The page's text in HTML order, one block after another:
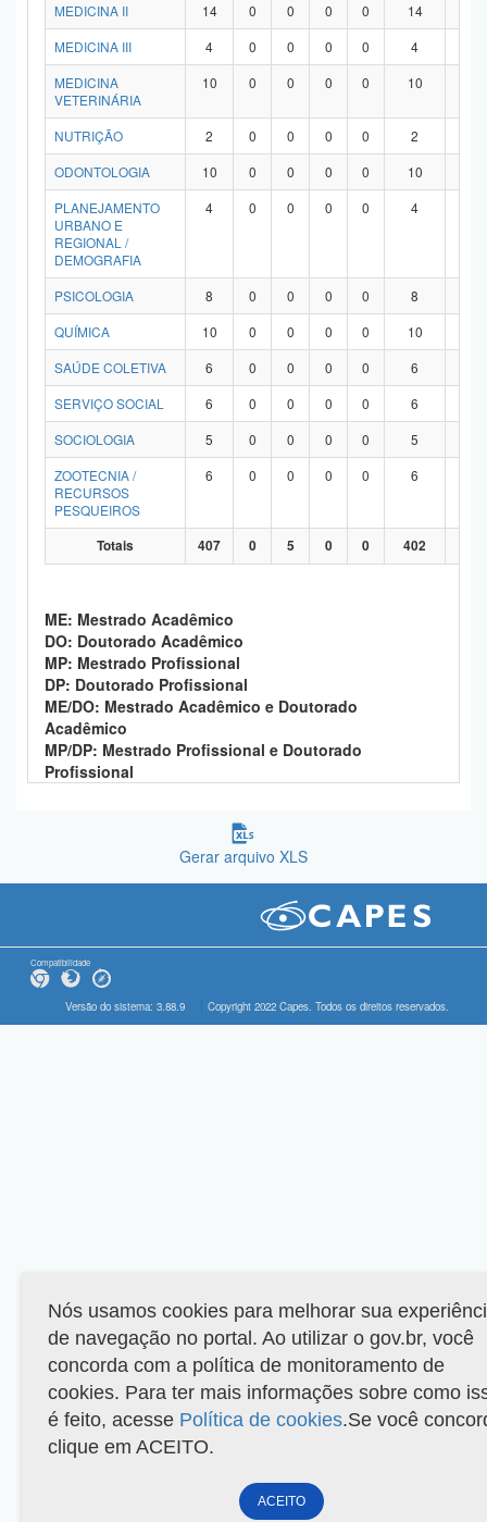
MEDICINA II
14 0 0 0 0 14
MEDICINA III
4 0 0 0 0 4
MEDICINA
VETERINÁRIA
10 0 0 0 0 10
NUTRIÇÃO 2 0 0 0 0 2
ODONTOLOGIA
10 0 0 0 0 10
PLANEJAMENTO
URBANO E
REGIONAL /
DEMOGRAFIA
4 0 0 0 0 4
PSICOLOGIA 8 0 0 0 0 8
QUÍMICA
10 0 0 0 0 10
SAÚDE COLETIVA
6 0 0 0 0 6
SERVIÇO SOCIAL
6 0 0 0 0 6
SOCIOLOGIA
5 0 0 0 0 5
ZOOTECNIA /
RECURSOS
PESQUEIROS
6 0 0 0 0 6
Totais 407 0 5 0 0 402
ME: Mestrado Acadêmico
DO: Doutorado Acadêmico
MP: Mestrado Profissional
DP: Doutorado Profissional
ME/DO: Mestrado Acadêmico e Doutorado
Acadêmico
MP/DP: Mestrado Profissional e Doutorado
Profissional
Gerar arquivo XLS
Compatibilidade
Versão do sistema: 3.88.9 Copyright 2022 Capes. Todos os direitos reservados.
Nós usamos cookies para melhorar sua
de navegação no portal. Ao utilizar o gov.br, você
concorda com a política de monitoramento de
cookies. Para ter mais informações sobre como
é feito, acesse Política de cookies.Se você
clique em ACEITO.
ACEITO